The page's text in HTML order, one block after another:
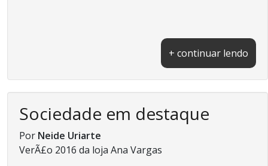
+ continuar lendo
Sociedade em destaque
Por Neide Uriarte
VerÃ£o 2016 da loja Ana Vargas